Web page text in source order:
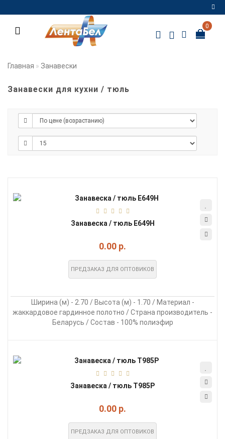
Регистрация
Сравнение
товаров0
0
Главная Занавески
Занавески для кухни / тюль
Занавеска / тюль Е649Н
0.00 р.
ПРЕДЗАКАЗ ДЛЯ ОПТОВИКОВ
Ширина (м) - 2.70 / Высота (м) - 1.70 / Материал -
жаккардовое гардинное полотно / Страна производитель -
Беларусь / Состав - 100% полиэфир
Занавеска / тюль Т985Р
0.00 р.
ПРЕДЗАКАЗ ДЛЯ ОПТОВИКОВ